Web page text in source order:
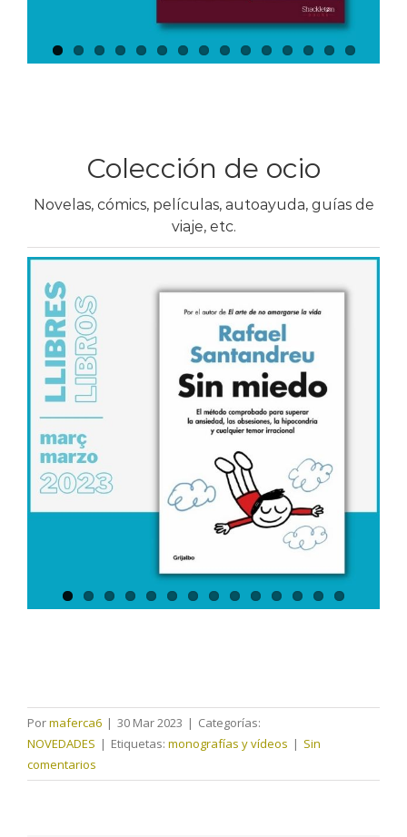
Colección de ocio
Novelas, cómics, películas, autoayuda, guías de
viaje, etc.
Pormaferca6 | 30 Mar 2023 | Categorías:
NOVEDADES | Etiquetas: monografías y vídeos | Sin
comentarios